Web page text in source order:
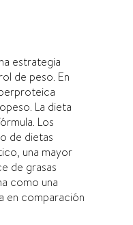
estrategia
de peso. En
La dieta
Los
de dietas
una mayor
de grasas
como una
en comparación